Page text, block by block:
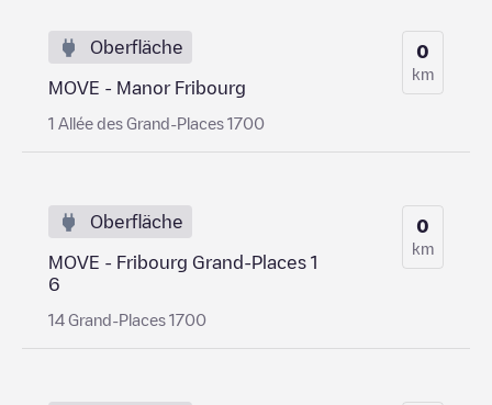
Oberfläche
MOVE - Manor Fribourg
1 Allée des Grand-Places 1700
0
km
Oberfläche
MOVE - Fribourg Grand-Places 1
6
14 Grand-Places 1700
0
km